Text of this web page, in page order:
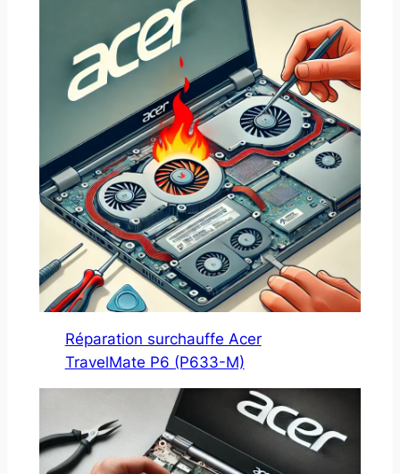
Réparation surchauffe Acer
TravelMate P6 (P633-M)